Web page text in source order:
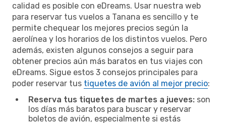
calidad es posible con eDreams. Usar nuestra web
para reservar tus vuelos a Tanana es sencillo y te
permite chequear los mejores precios según la
aerolínea y los horarios de los distintos vuelos. Pero
además, existen algunos consejos a seguir para
obtener precios aún más baratos en tus viajes con
eDreams. Sigue estos 3 consejos principales para
poder reservar tus tiquetes de avión al mejor precio:
Reserva tus tiquetes de martes a jueves: son
los días más baratos para buscar y reservar
boletos de avión, especialmente si estás